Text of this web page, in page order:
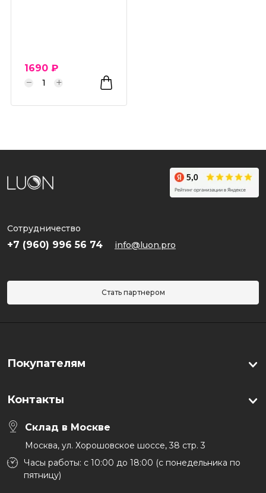
1690 ₽
Сотрудничество
+7 (960) 996 56 74 info@luon.pro
Стать партнером
Покупателям
Контакты
Склад в Москве
Москва, ул. Хорошовское шоссе, 38 стр. 3
Часы работы: с 10:00 до 18:00 (с понедельника по
пятницу)